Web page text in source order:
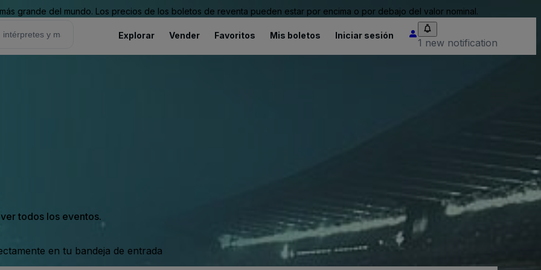
grande del mundo. Los precios de los boletos de reventa pueden estar por encima o por debajo del valor nominal.
Explorar Vender Favoritos Mis boletos Iniciar sesión
1 new notification
todos los eventos.
en tu bandeja de entrada